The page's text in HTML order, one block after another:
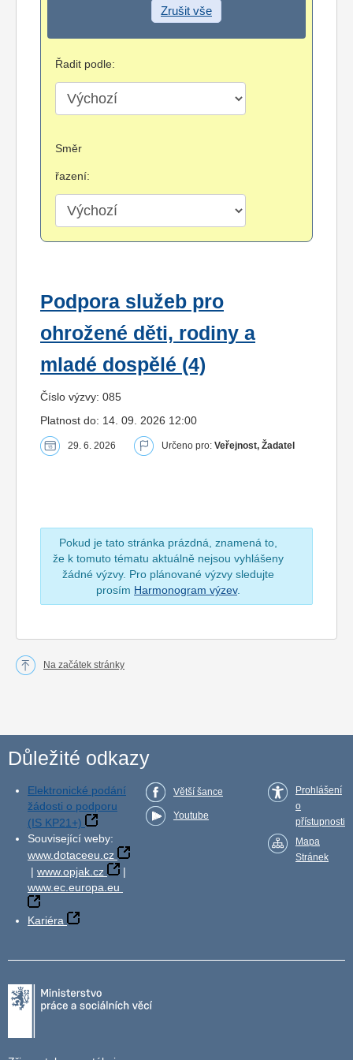
Zrušit vše
Řadit podle:
Směr
řazení:
Podpora služeb pro
ohrožené děti, rodiny a
mladé dospělé (4)
Číslo výzvy: 085
Platnost do: 14. 09. 2026 12:00
29. 6. 2026 Určeno pro: Veřejnost, Žadatel
Pokud je tato stránka prázdná, znamená to,
že k tomuto tématu aktuálně nejsou vyhlášeny
žádné výzvy. Pro plánované výzvy sledujte
prosím Harmonogram výzev.
Na začátek stránky
Důležité odkazy
Elektronické podání
žádosti o podporu
(IS KP21+)
Související weby:
www.dotaceeu.cz
| www.opjak.cz
|
www.ec.europa.eu
Kariéra
Větší šance
Youtube
Prohlášení
o
přístupnosti
Mapa
Stránek